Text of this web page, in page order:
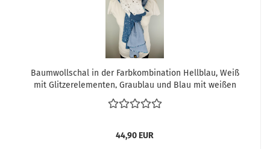
Baumwollschal in der Farbkombination Hellblau, Weiß
mit Glitzerelementen, Graublau und Blau mit weißen
Punkten
44,90 EUR